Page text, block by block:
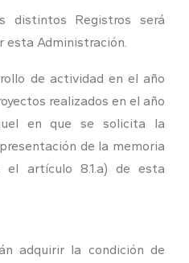
distintos Registros será
Administración.
de actividad en el año
realizados en el año
en que se solicita la
de la memoria
el artículo 8.1.a) de esta
adquirir la condición de